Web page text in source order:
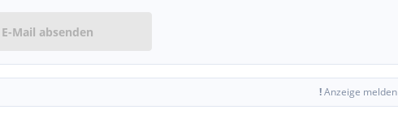
E-Mail absenden
!Anzeige melden